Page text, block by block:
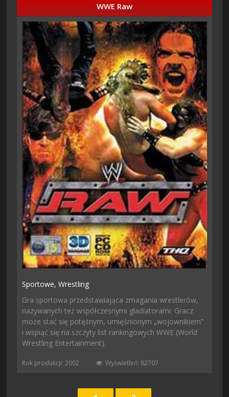
WWE Raw
Sportowe,Wrestling
Gra sportowa przedstawiająca zmagania wrestlerów,
nazywanych też współczesnymi gladiatorami. Gracz
może stać się potężnym, umięśnionym „wojownikiem”
i wspiąć się na szczyty list rankingowych WWE (World
Wrestling Entertainment).
Rok produkcji: 2002 Wyświetleń: 82707